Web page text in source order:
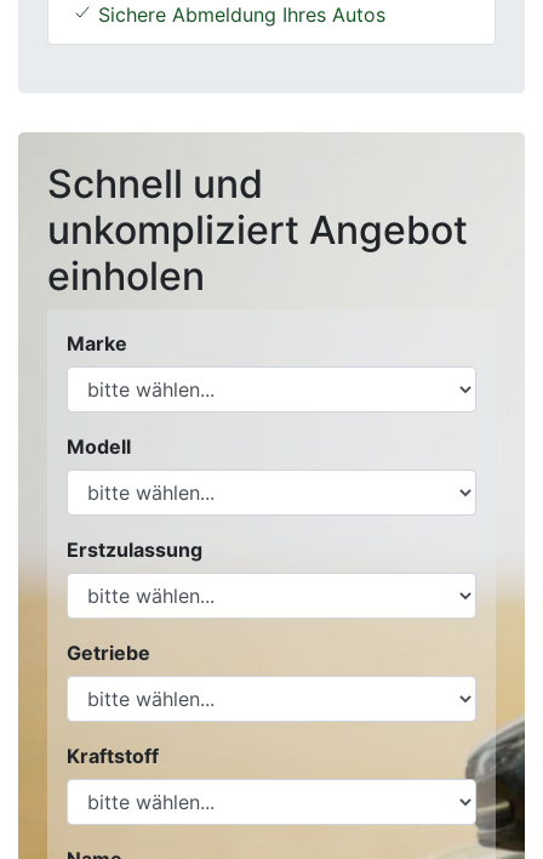
Sichere Abmeldung Ihres Autos
Schnell und
unkompliziert Angebot
einholen
Marke
Modell
Erstzulassung
Getriebe
Kraftstoff